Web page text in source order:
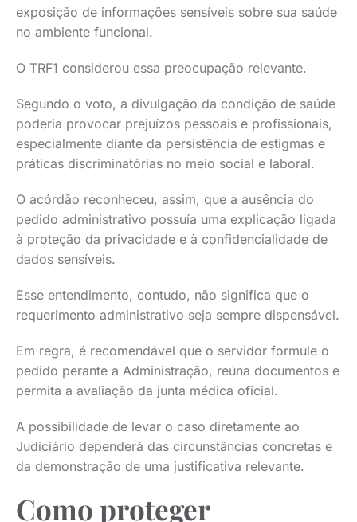
exposição de informações sensíveis sobre sua saúde
no ambiente funcional.
O TRF1 considerou essa preocupação relevante.
Segundo o voto, a divulgação da condição de saúde
poderia provocar prejuízos pessoais e profissionais,
especialmente diante da persistência de estigmas e
práticas discriminatórias no meio social e laboral.
O acórdão reconheceu, assim, que a ausência do
pedido administrativo possuía uma explicação ligada
à proteção da privacidade e à confidencialidade de
dados sensíveis.
Esse entendimento, contudo, não significa que o
requerimento administrativo seja sempre dispensável.
Em regra, é recomendável que o servidor formule o
pedido perante a Administração, reúna documentos e
permita a avaliação da junta médica oficial.
A possibilidade de levar o caso diretamente ao
Judiciário dependerá das circunstâncias concretas e
da demonstração de uma justificativa relevante.
Como proteger